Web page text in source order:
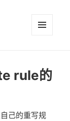
rule的
己的重写规